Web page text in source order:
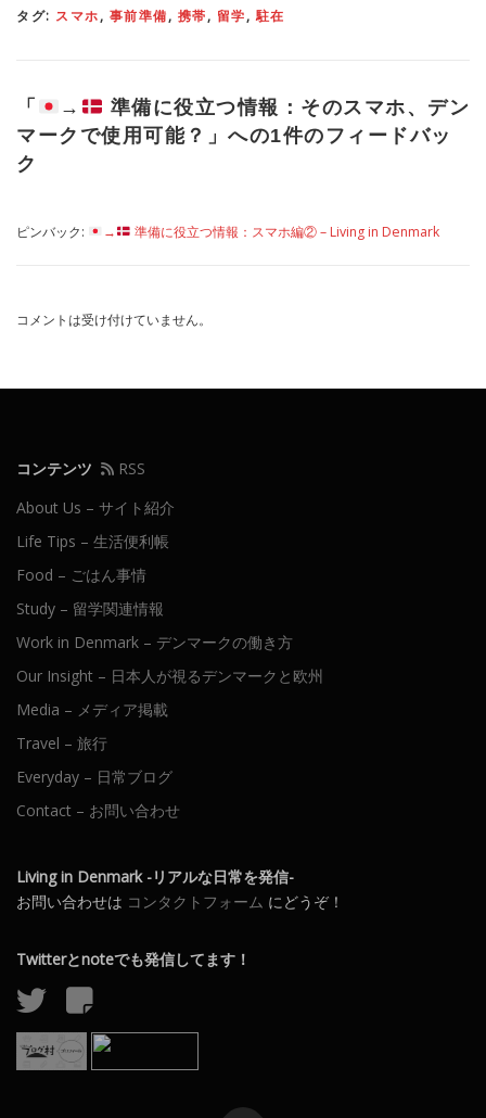
タグ: スマホ, 事前準備, 携帯, 留学,駐在
「 →
準備に役立つ情報：そのスマホ、デン
マークで使用可能？ 」への1件のフィードバッ
ク
ピンバック: → 準備に役立つ情報：スマホ編② – Living in Denmark
コメントは受け付けていません。
コンテンツ
RSS
About Us – サイト紹介
Life Tips – 生活便利帳
Food – ごはん事情
Study – 留学関連情報
Work in Denmark – デンマークの働き方
Our Insight – 日本人が視るデンマークと欧州
Media – メディア掲載
Travel – 旅行
Everyday – 日常ブログ
Contact – お問い合わせ
Living in Denmark -リアルな日常を発信-
お問い合わせは コンタクトフォーム にどうぞ！
Twitterとnoteでも発信してます！